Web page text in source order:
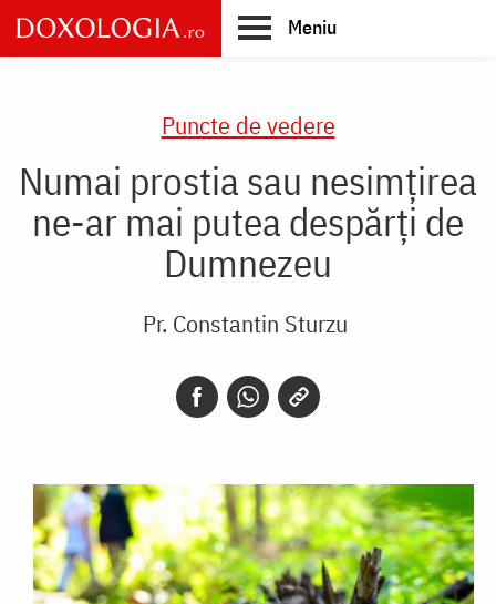
Skip
to
main
Meniu
Puncte de vedere
Numai prostia sau nesimţirea
ne-ar mai putea despărţi de
Dumnezeu
Pr. Constantin Sturzu